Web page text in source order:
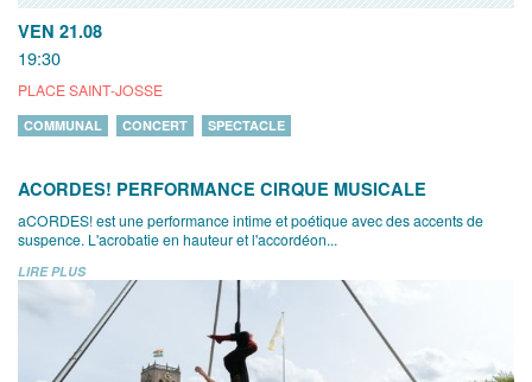
VEN 21.08
19:30
PLACE SAINT-JOSSE
COMMUNAL CONCERT SPECTACLE
ACORDES! PERFORMANCE CIRQUE MUSICALE
aCORDES! est une performance intime et poétique avec des accents de
suspence. L'acrobatie en hauteur et l'accordéon...
LIRE PLUS